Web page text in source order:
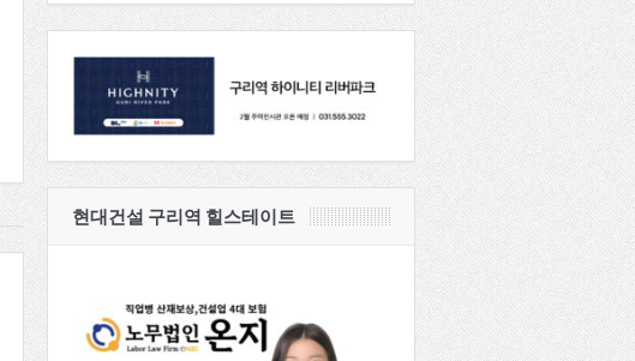
현대건설 구리역 힐스테이트